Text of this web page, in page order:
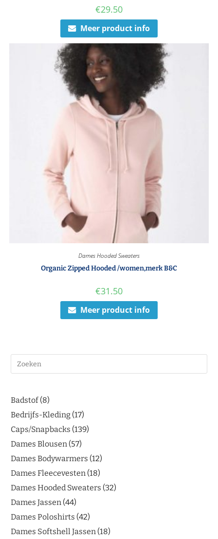
€29.50
Meer product info
Dames Hooded Sweaters
Organic Zipped Hooded /women,merk B&C
€31.50
Meer product info
Badstof 8
Bedrijfs-Kleding 17
Caps/Snapbacks 139
Dames Blousen 57
Dames Bodywarmers 12
Dames Fleecevesten 18
Dames Hooded Sweaters 32
Dames Jassen 44
Dames Poloshirts 42
Dames Softshell Jassen 18